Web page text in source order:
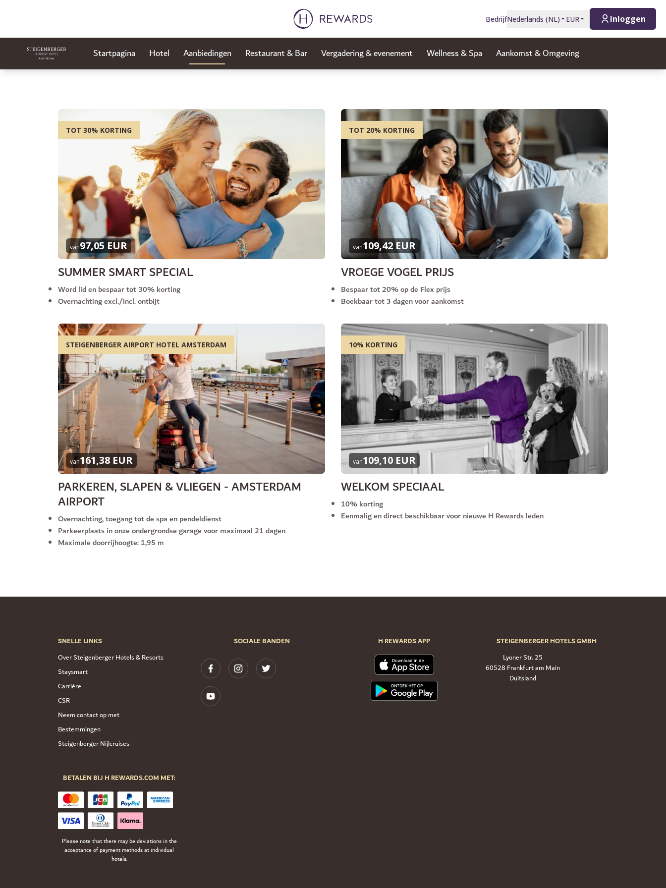
BedrijfNederlands (NL) EUR Inloggen
Startpagina Hotel Aanbiedingen Restaurant & Bar Vergadering & evenement Wellness & Spa Aankomst & Omgeving
TOT 30% KORTING
van97,05 EUR
SUMMER SMART SPECIAL
Word lid en bespaar tot 30% korting
Overnachting excl./incl. ontbijt
TOT 20% KORTING
van109,42 EUR
VROEGE VOGEL PRIJS
Bespaar tot 20% op de Flex prijs
Boekbaar tot 3 dagen voor aankomst
STEIGENBERGER AIRPORT HOTEL AMSTERDAM
van161,38 EUR
PARKEREN, SLAPEN & VLIEGEN - AMSTERDAM
AIRPORT
Overnachting, toegang tot de spa en pendeldienst
Parkeerplaats in onze ondergrondse garage voor maximaal 21 dagen
Maximale doorrijhoogte: 1,95 m
10% KORTING
van109,10 EUR
WELKOM SPECIAAL
10% korting
Eenmalig en direct beschikbaar voor nieuwe H Rewards leden
SNELLE LINKS
Over Steigenberger Hotels & Resorts
Staysmart
Carrière
CSR
Neem contact op met
Bestemmingen
Steigenberger Nijlcruises
SOCIALE BANDEN H REWARDS APP
STEIGENBERGER HOTELS GMBH
Lyoner Str. 25
60528 Frankfurt am Main
Duitsland
BETALEN BIJ H REWARDS.COM MET:
Please note that there may be deviations in the
acceptance of payment methods at individual
hotels.